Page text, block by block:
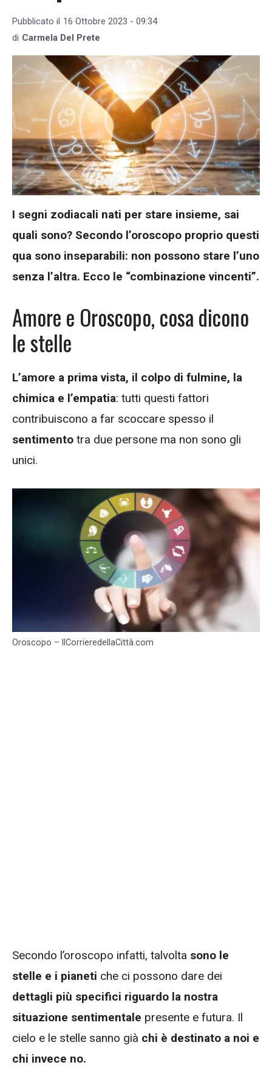
Pubblicato il 16 Ottobre 2023 - 09:34
di Carmela Del Prete
I segni zodiacali nati per stare insieme, sai
quali sono? Secondo l’oroscopo proprio questi
qua sono inseparabili: non possono stare l’uno
senza l’altra. Ecco le “combinazione vincenti”.
Amore e Oroscopo, cosa dicono
le stelle
L’amore a prima vista, il colpo di fulmine, la
chimica e l’empatia: tutti questi fattori
contribuiscono a far scoccare spesso il
sentimento tra due persone ma non sono gli
unici.
Oroscopo – IlCorrieredellaCittà.com
Secondo l’oroscopo infatti, talvolta sono le
stelle e i pianeti che ci possono dare dei
dettagli più specifici riguardo la nostra
situazione sentimentale presente e futura. Il
cielo e le stelle sanno già chi è destinato a noi e
chi invece no.